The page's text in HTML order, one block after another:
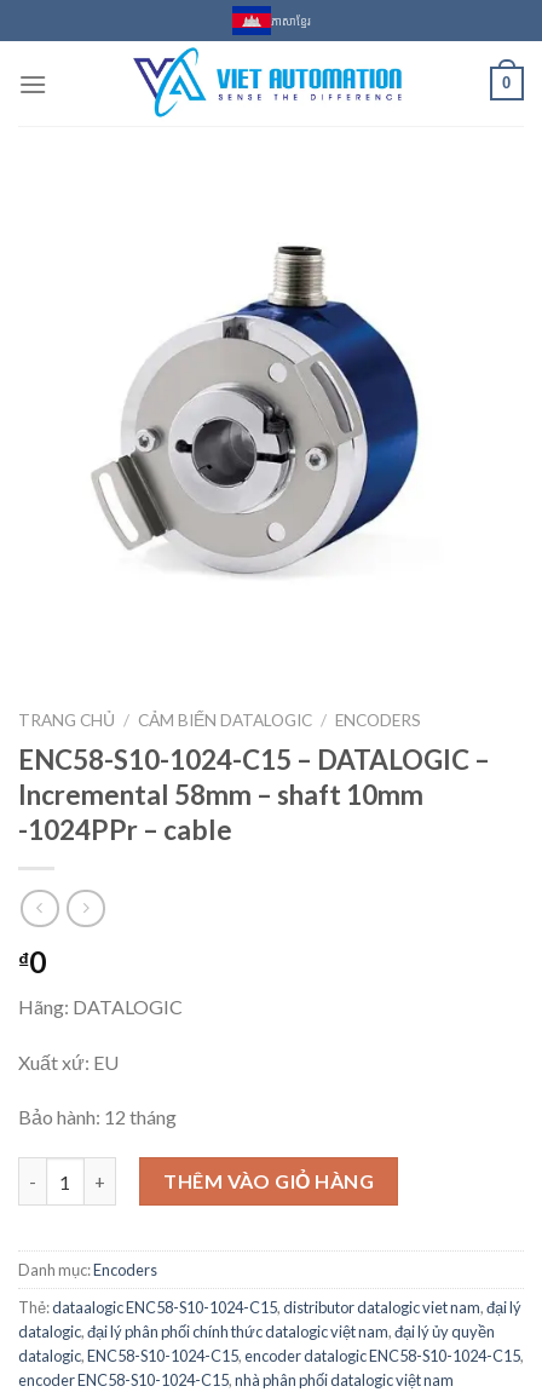
to
content
ភាសាខ្មែរ
0
TRANG CHỦ / CẢM BIẾN DATALOGIC / ENCODERS
ENC58-S10-1024-C15 – DATALOGIC –
Incremental 58mm – shaft 10mm
-1024PPr – cable
₫0
Hãng: DATALOGIC
Xuất xứ: EU
Bảo hành: 12 tháng
ENC58-S10-1024-C15 - DATALOGIC - Incremental 58mm -
THÊM VÀO GIỎ HÀNG
Danh mục:Encoders
Thẻ:dataalogic ENC58-S10-1024-C15,distributor datalogic viet nam,đại lý
datalogic,đại lý phân phối chính thức datalogic việt nam,đại lý ủy quyền
datalogic,ENC58-S10-1024-C15,encoder datalogic ENC58-S10-1024-C15,
encoder ENC58-S10-1024-C15,nhà phân phối datalogic việt nam